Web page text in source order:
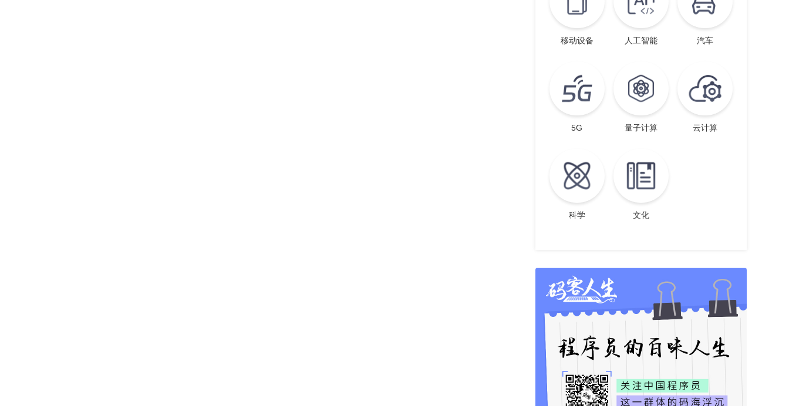
移动设备 人工智能 汽车
5G 量子计算 云计算
科学 文化